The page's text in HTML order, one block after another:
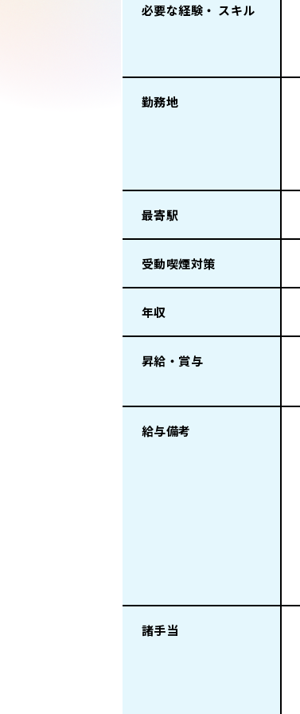
必要な経験・ スキル
勤務地
最寄駅
受動喫煙対策
年収
昇給・賞与
給与備考
諸手当